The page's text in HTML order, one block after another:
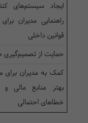
ایجاد سیستم‌های
راهنمایی مدیران
قوانین داخلی
حمایت از
کمک به مدیران برای
بهتر منابع مالی
خطاهای احتمالی